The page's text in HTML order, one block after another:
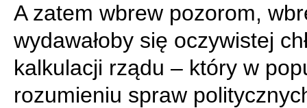
A zatem wbrew pozorom,
wydawałoby się oczywistej
kalkulacji rządu – który w
rozumieniu spraw